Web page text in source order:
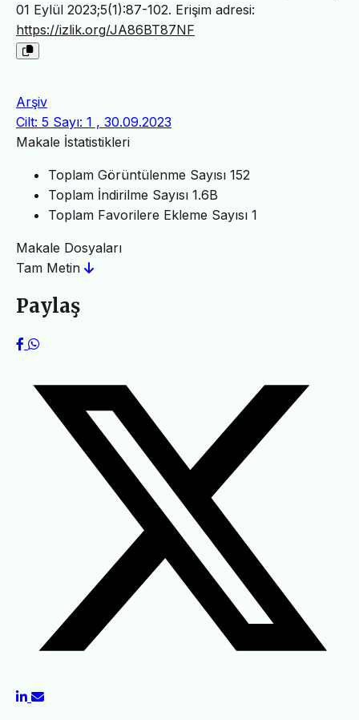
01 Eylül 2023;5(1):87-102. Erişim adresi:
https://izlik.org/JA86BT87NF
Arşiv
Cilt: 5 Sayı: 1 , 30.09.2023
Makale İstatistikleri
Toplam Görüntülenme Sayısı 152
Toplam İndirilme Sayısı 1.6B
Toplam Favorilere Ekleme Sayısı 1
Makale Dosyaları
Tam Metin
Paylaş